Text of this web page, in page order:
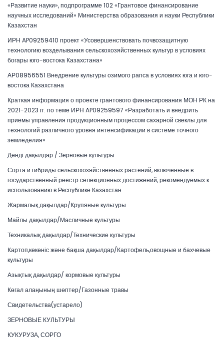
«Развитие науки», подпрограмме 102 «Грантовое финансирование
научных исследований» Министерства образования и науки Республики
Казахстан
ИРН AP09259410 проект «Усовершенствовать почвозащитную
технологию возделывания сельскохозяйственных культур в условиях
богары юго-востока Казахстана»
АР08956551 Внедрение культуры озимого рапса в условиях юга и юго-
востока Казахстана
Краткая информация о проекте грантового финансирования МОН РК на
2021-2023 гг. по теме ИРН AP09259597 «Разработать и внедрить
приемы управления продукционным процессом сахарной свеклы для
технологий различного уровня интенсификации в системе точного
земледелия»
Дәнді дақылдар / Зерновые культуры
Сорта и гибриды сельскохозяйственных растений, включенные в
государственный реестр селекционных достижений, рекомендуемых к
использованию в Республике Казахстан
Жармалық дақылдар/Крупяные культуры
Майлы дақылдар/Масличные культуры
Техникалық дақылдар/Технические культуры
Картоп,көкөніс және бақша дақылдар/Картофель,овощные и бахчевые
культуры
Азықтық дақылдар/ кормовые культуры
Көгал алаңының шөптер/Газонные травы
Свидетельства(устарело)
ЗЕРНОВЫЕ КУЛЬТУРЫ
КУКУРУЗА, СОРГО